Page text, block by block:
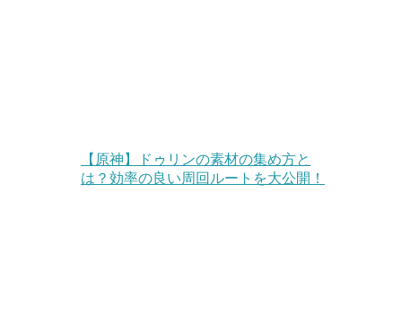
【原神】ドゥリンの素材の集め方と
は？効率の良い周回ルートを大公開！